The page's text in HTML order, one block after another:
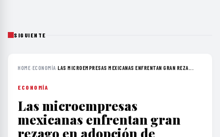
SIGUIENTE
HOME›ECONOMÍA›LAS MICROEMPRESAS MEXICANAS ENFRENTAN GRAN REZA...
ECONOMÍA
Las microempresas
mexicanas enfrentan gran
rezago en adopción de